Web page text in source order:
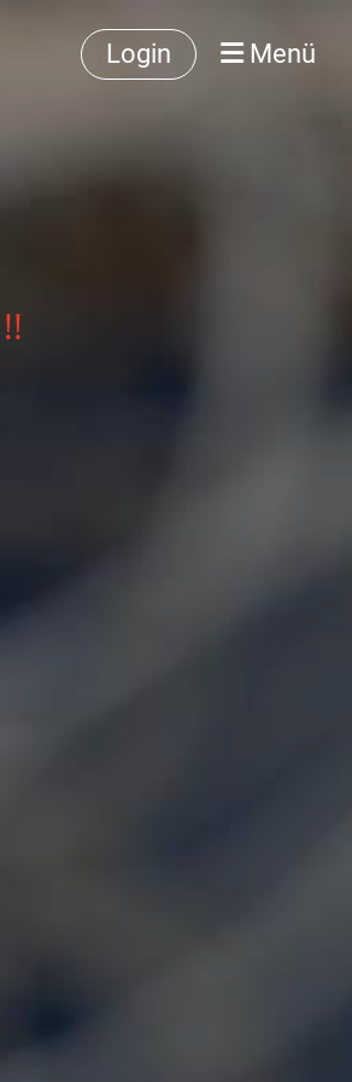
Login Menü
!!